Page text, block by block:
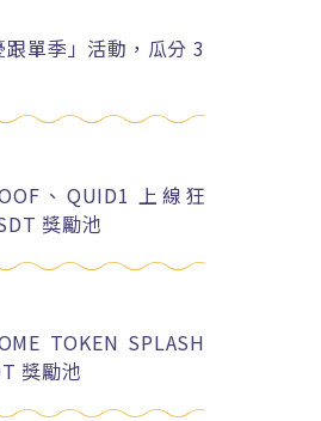
單季」活動，瓜分 3
、QUID1 上線狂
獎勵池
TOKEN SPLASH
獎勵池